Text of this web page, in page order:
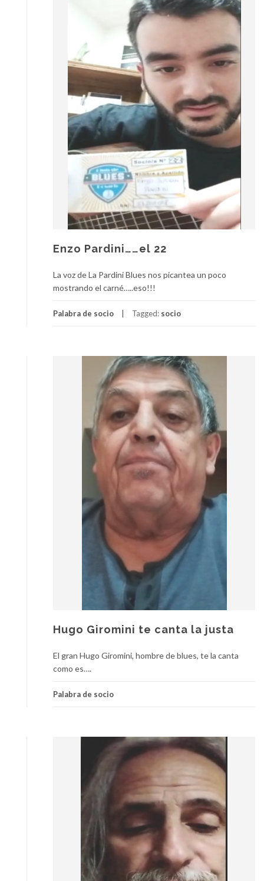
Enzo Pardini……el 22
La voz de La Pardini Blues nos picantea un poco
mostrando el carné…..eso!!!
Palabra de socio Tagged: socio
Hugo Giromini te canta la justa
El gran Hugo Giromini, hombre de blues, te la canta
como es….
Palabra de socio